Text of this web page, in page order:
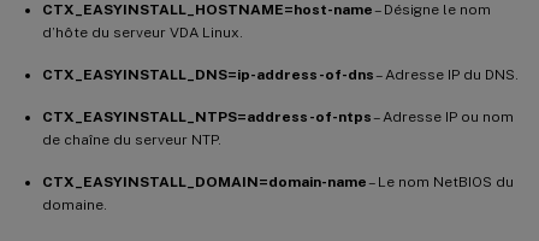
CTX_EASYINSTALL_HOSTNAME=host-name– Désigne le nom
d’hôte du serveur VDA Linux.
CTX_EASYINSTALL_DNS=ip-address-of-dns– Adresse IP du DNS.
CTX_EASYINSTALL_NTPS=address-of-ntps– Adresse IP ou nom
de chaîne du serveur NTP.
CTX_EASYINSTALL_DOMAIN=domain-name– Le nom NetBIOS du
domaine.